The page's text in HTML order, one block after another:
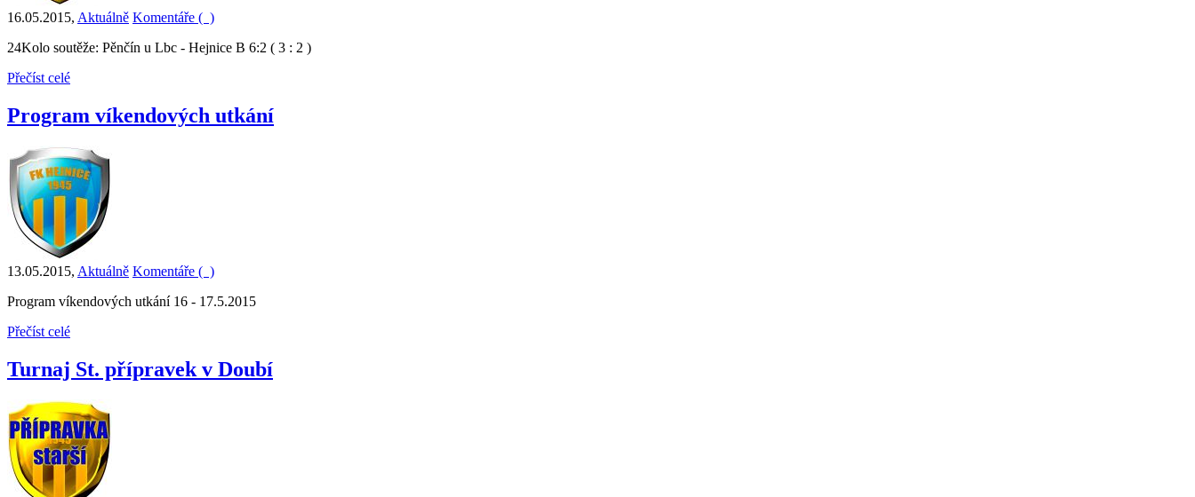
16.05.2015, Aktuálně Komentáře ( )
24Kolo soutěže: Pěnčín u Lbc - Hejnice B 6:2 ( 3 : 2 )
Přečíst celé
Program víkendových utkání
13.05.2015, Aktuálně Komentáře ( )
Program víkendových utkání 16 - 17.5.2015
Přečíst celé
Turnaj St. přípravek v Doubí